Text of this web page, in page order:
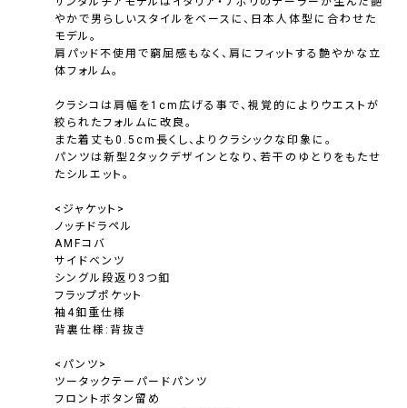
やかで男らしいスタイルをベースに、日本人体型に合わせた
モデル。
肩パッド不使用で窮屈感もなく、肩にフィットする艶やかな立
体フォルム。
クラシコは肩幅を1cm広げる事で、視覚的によりウエストが
絞られたフォルムに改良。
また着丈も0.5cm長くし、よりクラシックな印象に。
パンツは新型2タックデザインとなり、若干のゆとりをもたせ
たシルエット。
<ジャケット>
ノッチドラペル
AMFコバ
サイドベンツ
シングル段返り3つ釦
フラップポケット
袖4釦重仕様
背裏仕様:背抜き
<パンツ>
ツータックテーパードパンツ
フロントボタン留め